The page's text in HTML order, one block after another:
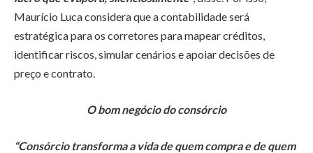
Maurício Luca considera que a contabilidade será
estratégica para os corretores para mapear créditos,
identificar riscos, simular cenários e apoiar decisões de
preço e contrato.
O bom negócio do consórcio
“Consórcio transforma a vida de quem compra e de quem